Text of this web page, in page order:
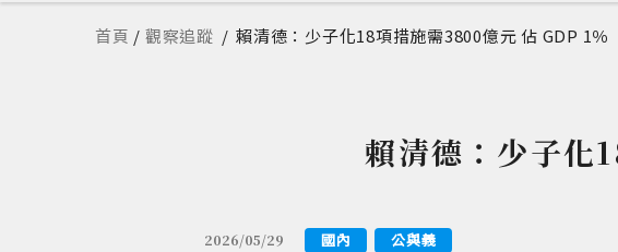
您在這裡
首頁 / 觀察追蹤 / 賴清德：少子化18項措施需3800億元 佔 GDP 1％
賴清德：少子化
2026/05/29 國內 公與義